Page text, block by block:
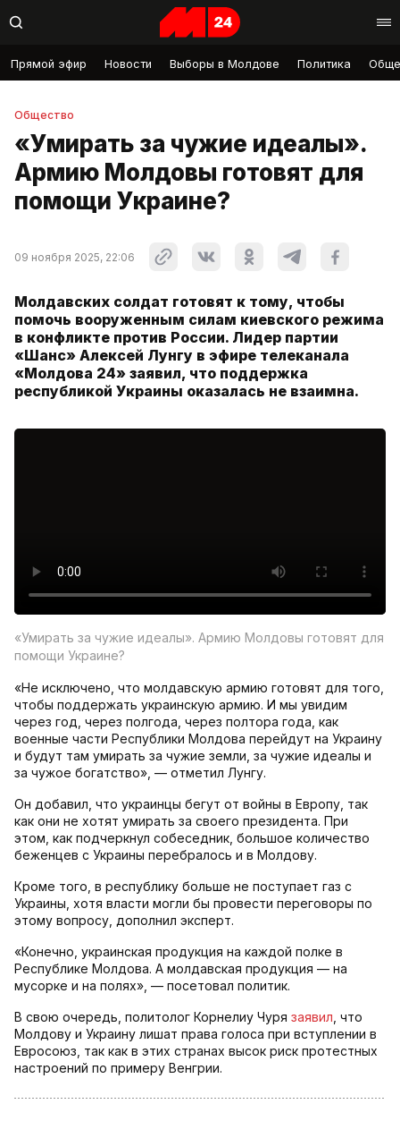
Прямой эфир Новости Выборы в Молдове Политика
Общество
«Умирать за чужие идеалы».
Армию Молдовы готовят для
помощи Украине?
09 ноября 2025, 22:06
Молдавских солдат готовят к тому, чтобы
помочь вооруженным силам киевского режима
в конфликте против России. Лидер партии
«Шанс» Алексей Лунгу в эфире телеканала
«Молдова 24» заявил, что поддержка
республикой Украины оказалась не взаимна.
«Умирать за чужие идеалы». Армию Молдовы готовят для
помощи Украине?
«Не исключено, что молдавскую армию готовят для того,
чтобы поддержать украинскую армию. И мы увидим
через год, через полгода, через полтора года, как
военные части Республики Молдова перейдут на Украину
и будут там умирать за чужие земли, за чужие идеалы и
за чужое богатство», — отметил Лунгу.
Он добавил, что украинцы бегут от войны в Европу, так
как они не хотят умирать за своего президента. При
этом, как подчеркнул собеседник, большое количество
беженцев с Украины перебралось и в Молдову.
Кроме того, в республику больше не поступает газ с
Украины, хотя власти могли бы провести переговоры по
этому вопросу, дополнил эксперт.
«Конечно, украинская продукция на каждой полке в
Республике Молдова. А молдавская продукция — на
мусорке и на полях», — посетовал политик.
В свою очередь, политолог Корнелиу Чуря заявил , что
Молдову и Украину лишат права голоса при вступлении в
Евросоюз, так как в этих странах высок риск протестных
настроений по примеру Венгрии.